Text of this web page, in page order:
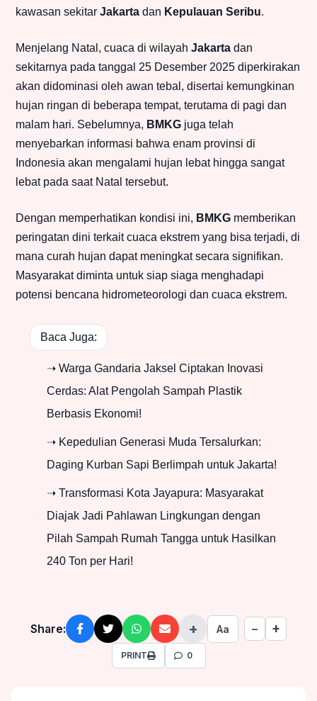
kawasan sekitar Jakarta dan Kepulauan Seribu.
Menjelang Natal, cuaca di wilayah Jakarta dan
sekitarnya pada tanggal 25 Desember 2025 diperkirakan
akan didominasi oleh awan tebal, disertai kemungkinan
hujan ringan di beberapa tempat, terutama di pagi dan
malam hari. Sebelumnya, BMKG juga telah
menyebarkan informasi bahwa enam provinsi di
Indonesia akan mengalami hujan lebat hingga sangat
lebat pada saat Natal tersebut.
Dengan memperhatikan kondisi ini, BMKG memberikan
peringatan dini terkait cuaca ekstrem yang bisa terjadi, di
mana curah hujan dapat meningkat secara signifikan.
Masyarakat diminta untuk siap siaga menghadapi
potensi bencana hidrometeorologi dan cuaca ekstrem.
Baca Juga:
➝ Warga Gandaria Jaksel Ciptakan Inovasi
Cerdas: Alat Pengolah Sampah Plastik
Berbasis Ekonomi!
➝ Kepedulian Generasi Muda Tersalurkan:
Daging Kurban Sapi Berlimpah untuk Jakarta!
➝ Transformasi Kota Jayapura: Masyarakat
Diajak Jadi Pahlawan Lingkungan dengan
Pilah Sampah Rumah Tangga untuk Hasilkan
240 Ton per Hari!
Share: + Aa − +
PRINT 0